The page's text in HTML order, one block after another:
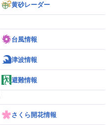
黄砂レーダー
台風情報
津波情報
避難情報
さくら開花情報